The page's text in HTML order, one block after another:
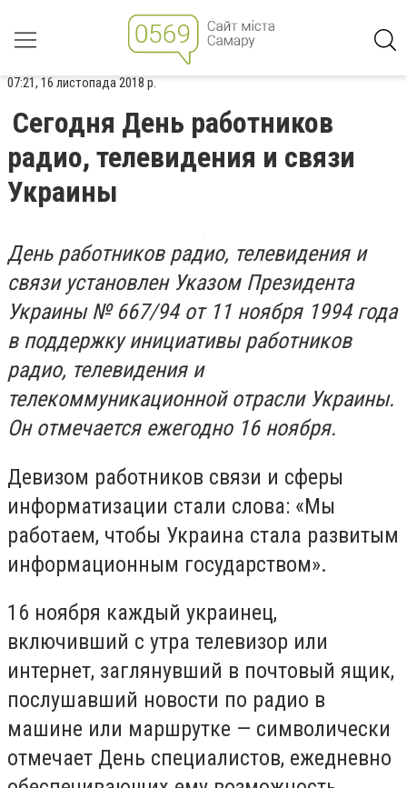
07:21, 16 листопада 2018 р.
Сегодня День работников
радио, телевидения и связи
Украины
День работников радио, телевидения и
связи установлен Указом Президента
Украины № 667/94 от 11 ноября 1994 года
в поддержку инициативы работников
радио, телевидения и
телекоммуникационной отрасли Украины.
Он отмечается ежегодно 16 ноября.
Девизом работников связи и сферы
информатизации стали слова: «Мы
работаем, чтобы Украина стала развитым
информационным государством».
16 ноября каждый украинец,
включивший с утра телевизор или
интернет, заглянувший в почтовый ящик,
послушавший новости по радио в
машине или маршрутке — символически
отмечает День специалистов, ежедневно